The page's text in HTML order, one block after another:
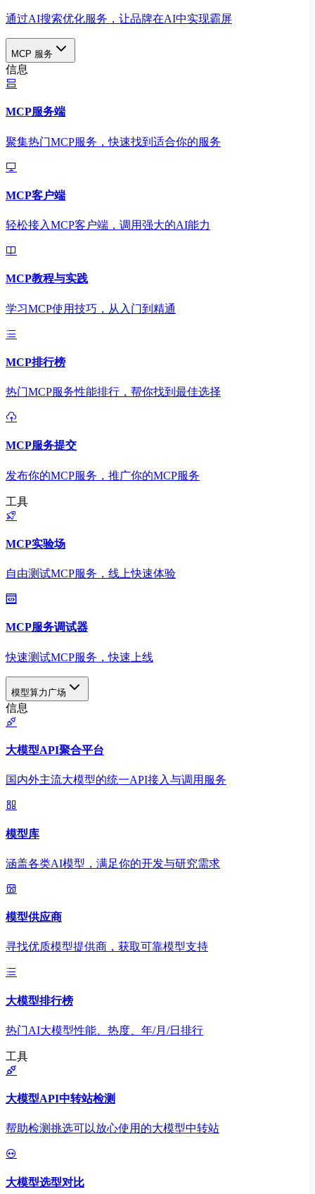
通过AI搜索优化服务，让品牌在AI中实现霸屏
MCP 服务
信息
MCP服务端
聚集热门MCP服务，快速找到适合你的服务
MCP客户端
轻松接入MCP客户端，调用强大的AI能力
MCP教程与实践
学习MCP使用技巧，从入门到精通
MCP排行榜
热门MCP服务性能排行，帮你找到最佳选择
MCP服务提交
发布你的MCP服务，推广你的MCP服务
工具
MCP实验场
自由测试MCP服务，线上快速体验
MCP服务调试器
快速测试MCP服务，快速上线
模型算力广场
信息
大模型API聚合平台
国内外主流大模型的统一API接入与调用服务
模型库
涵盖各类AI模型，满足你的开发与研究需求
模型供应商
寻找优质模型提供商，获取可靠模型支持
大模型排行榜
热门AI大模型性能、热度、年/月/日排行
工具
大模型API中转站检测
帮助检测挑选可以放心使用的大模型中转站
大模型选型对比